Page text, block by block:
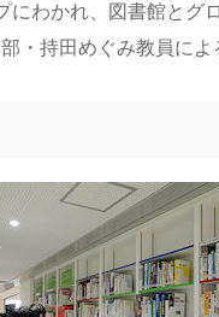
にわかれ、図書館とグ
・持田めぐみ教員によ